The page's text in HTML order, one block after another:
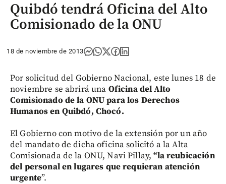
Quibdó tendrá Oficina del Alto
Comisionado de la ONU
18 de noviembre de 2013
Por solicitud del Gobierno Nacional, este lunes 18 de
noviembre se abrirá una Oficina del Alto
Comisionado de la ONU para los Derechos
Humanos en Quibdó, Chocó.
El Gobierno con motivo de la extensión por un año
del mandato de dicha oficina solicitó a la Alta
Comisionada de la ONU, Navi Pillay,“la reubicación
del personal en lugares que requieran atención
urgente”.